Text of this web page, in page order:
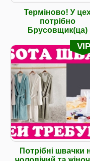
Терміново! У
потрібно
Брусовщик(ца)
VIP
Потрібні швачки